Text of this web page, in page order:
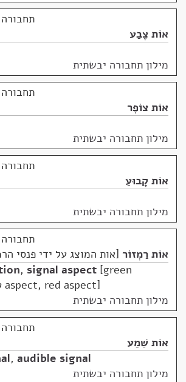
תחבורה
אוֹת צֶבַע
מילון תחבורה יבשתית
תחבורה
אוֹת צוֹפָר
מילון תחבורה יבשתית
תחבורה
אוֹת קָבוּעַ
מילון תחבורה יבשתית
תחבורה
אוֹת רַמְזוֹר אות המוצג על ידי פנסי
, signal aspect green
aspect, red aspect
מילון תחבורה יבשתית
תחבורה
אוֹת שֵׁמַע
, audible signal
מילון תחבורה יבשתית